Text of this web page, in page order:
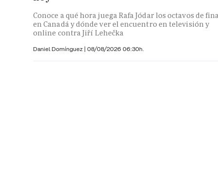
Conoce a qué hora juega Rafa Jódar los octavos de
en Canadá y dónde ver el encuentro en televisión y
online contra Jiří Lehečka
Daniel Domínguez | 08/08/2026 06:30h.